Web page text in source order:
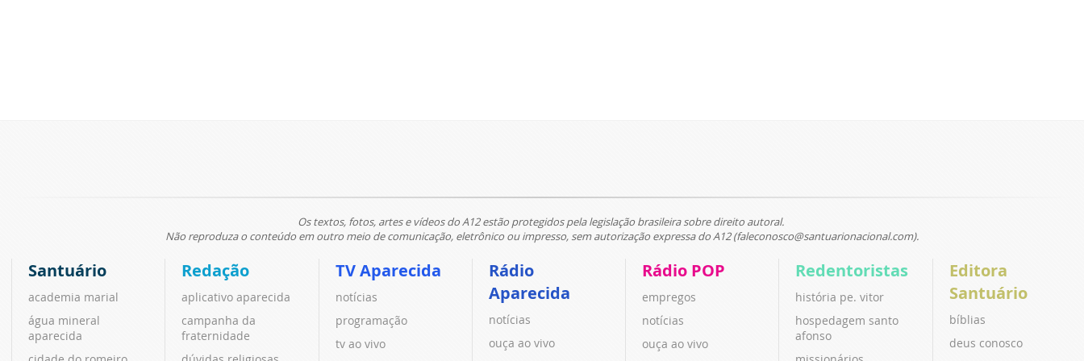
Os textos, fotos, artes e vídeos do A12 estão protegidos pela legislação brasileira sobre direito autoral.
Não reproduza o conteúdo em outro meio de comunicação, eletrônico ou impresso, sem autorização expressa do A12 (faleconosco@santuarionacional.com).
Santuário
academia marial
água mineral
aparecida
Redação
aplicativo aparecida
campanha da
fraternidade
TV Aparecida
notícias
programação
tv ao vivo
Rádio
Aparecida
notícias
ouça ao vivo
Rádio POP
empregos
notícias
ouça ao vivo
Redentoristas
história pe. vitor
hospedagem santo
afonso
Editora
Santuário
bíblias
deus conosco